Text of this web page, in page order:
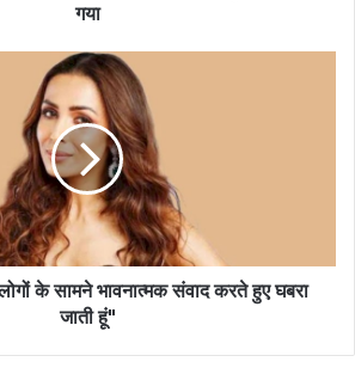
गया
के सामने भावनात्मक संवाद करते हुए घबरा
जाती हूं"